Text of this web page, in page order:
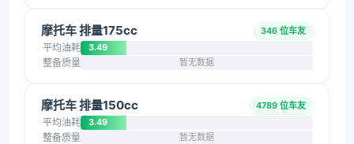
摩托车 排量175cc 346 位车友
平均油耗 3.49
整备质量 暂无数据
摩托车 排量150cc 4789 位车友
平均油耗 3.49
整备质量 暂无数据